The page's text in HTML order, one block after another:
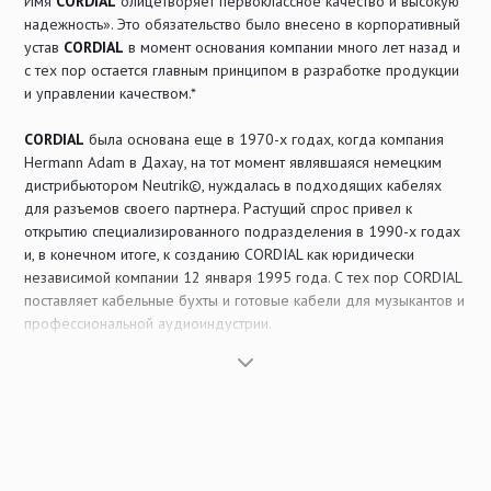
Видео радиочастотный кабель
Мультикорный видео кабель
Готовый видео радиочастотный кабель
надежность». Это обязательство было внесено в корпоративный
устав CORDIAL в момент основания компании много лет назад и
с тех пор остается главным принципом в разработке продукции
и управлении качеством.*
CORDIAL была основана еще в 1970-х годах, когда компания
Hermann Adam в Дахау, на тот момент являвшаяся немецким
дистрибьютором Neutrik©, нуждалась в подходящих кабелях
для разъемов своего партнера. Растущий спрос привел к
открытию специализированного подразделения в 1990-х годах
и, в конечном итоге, к созданию CORDIAL как юридически
независимой компании 12 января 1995 года. С тех пор CORDIAL
поставляет кабельные бухты и готовые кабели для музыкантов и
профессиональной аудиоиндустрии.
Ассортимент продукции ориентирован на потребности